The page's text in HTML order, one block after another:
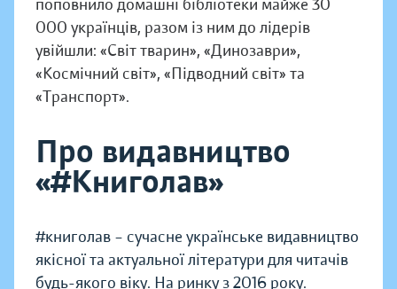
поповнило домашні бібліотеки майже 30
000 українців, разом із ним до лідерів
увійшли: «Світ тварин», «Динозаври»,
«Космічний світ», «Підводний світ» та
«Транспорт».
Про видавництво
«#Книголав»
#книголав – сучасне українське видавництво
якісної та актуальної літератури для читачів
будь-якого віку. На ринку з 2016 року.